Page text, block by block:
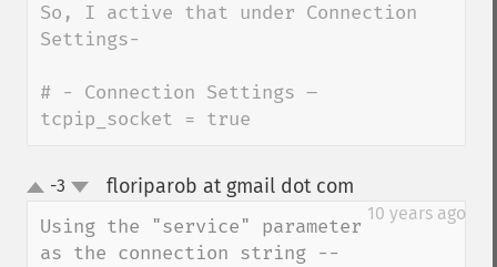
So, I active that under Connection
Settings-
# - Connection Settings –
tcpip_socket = true
up-3 floriparob at gmail dot com
10 years ago
Using the "service" parameter
as the connection string --